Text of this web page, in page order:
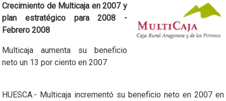
Crecimiento de Multicaja en 2007 y
plan estratégico para 2008 -
Febrero 2008
Multicaja aumenta su beneficio
neto un 13 por ciento en 2007
HUESCA.- Multicaja incrementó su beneficio neto en 2007 en